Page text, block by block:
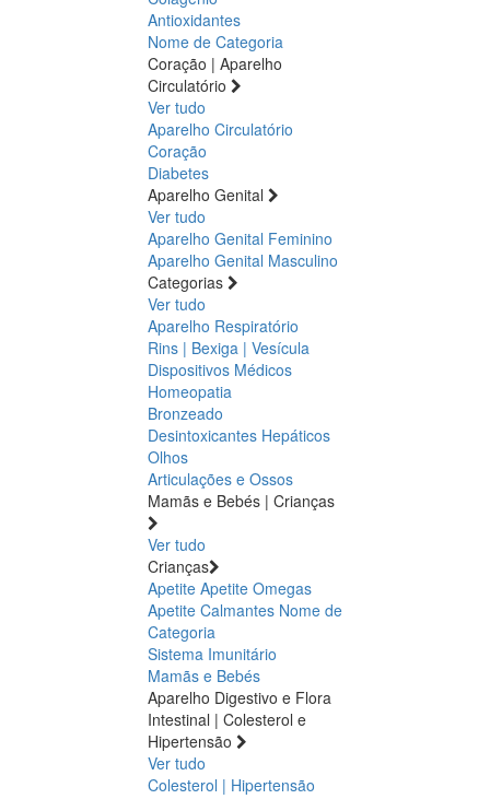
Antioxidantes
Nome de Categoria
Coração | Aparelho
Circulatório
Ver tudo
Aparelho Circulatório
Coração
Diabetes
Aparelho Genital
Ver tudo
Aparelho Genital Feminino
Aparelho Genital Masculino
Categorias
Ver tudo
Aparelho Respiratório
Rins | Bexiga | Vesícula
Dispositivos Médicos
Homeopatia
Bronzeado
Desintoxicantes Hepáticos
Olhos
Articulações e Ossos
Mamãs e Bebés | Crianças
Ver tudo
Crianças
Apetite Apetite Omegas
Apetite Calmantes Nome de
Categoria
Sistema Imunitário
Mamãs e Bebés
Aparelho Digestivo e Flora
Intestinal | Colesterol e
Hipertensão
Ver tudo
Colesterol | Hipertensão